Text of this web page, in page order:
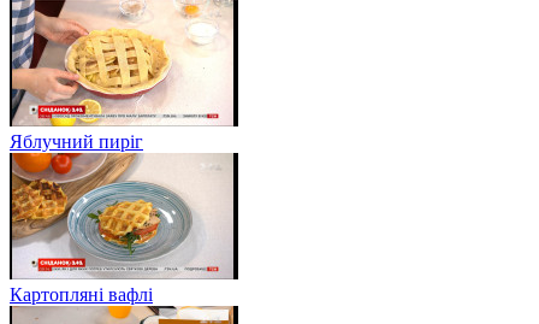
Яблучний пиріг
Картопляні вафлі